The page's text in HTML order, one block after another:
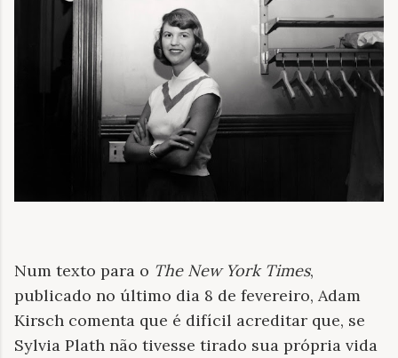
Num texto para o The New York Times,
publicado no último dia 8 de fevereiro, Adam
Kirsch comenta que é difícil acreditar que, se
Sylvia Plath não tivesse tirado sua própria vida